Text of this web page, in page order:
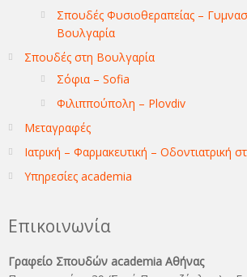
Σπουδές Φυσιοθεραπείας –
Βουλγαρία
Σπουδές στη Βουλγαρία
Σόφια – Sofia
Φιλιππούπολη – Plovdiv
Μεταγραφές
Ιατρική – Φαρμακευτική – Οδοντιατρική
Υπηρεσίες academia
Επικοινωνία
Γραφείο Σπουδών academia Αθήνας